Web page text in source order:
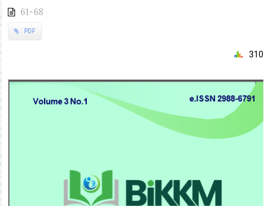
61-68
PDF
310